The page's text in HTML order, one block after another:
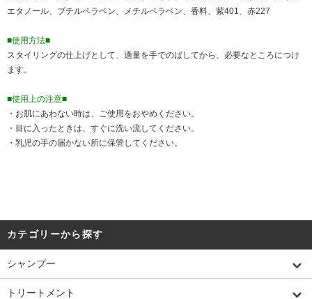
エタノール、ブチルペラベン、メチルペラベン、香料、紫401、赤227
■使用方法■
スタイリングの仕上げとして、適量を手でのばしてから、必要なところにつけ
ます。
■使用上の注意■
・お肌にあわない時は、ご使用をおやめください。
・目に入ったときは、すぐに洗い流してください。
・乳児の手の届かない所に保管してください。
カテゴリーから探す
シャンプー
トリートメント